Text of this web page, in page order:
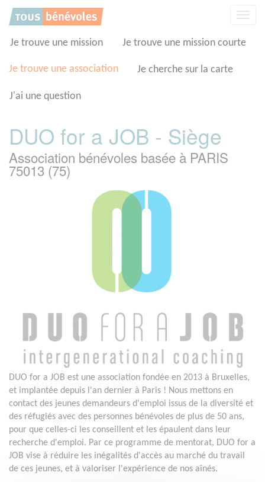
Je trouve une mission Je trouve une mission courte
Je trouve une association Je cherche sur la carte
J'ai une question
DUO for a JOB - Siège
Association bénévoles basée à PARIS
75013 (75)
DUO for a JOB est une association fondée en 2013 à Bruxelles,
et implantée depuis l'an dernier à Paris ! Nous mettons en
contact des jeunes demandeurs d'emploi issus de la diversité et
des réfugiés avec des personnes bénévoles de plus de 50 ans,
pour que celles-ci les conseillent et les épaulent dans leur
recherche d'emploi. Par ce programme de mentorat, DUO for a
JOB vise à réduire les inégalités d'accès au marché du travail
de ces jeunes, et à valoriser l'expérience de nos aînés.
Panneau de gestion des cookies